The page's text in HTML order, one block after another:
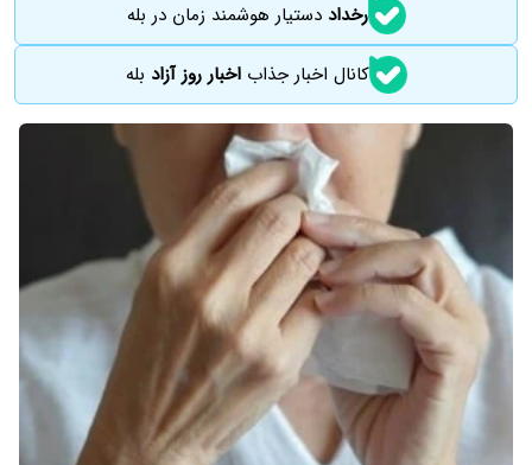
رخداددستیار هوشمند زمان در بله
کانال اخبار جذاباخبار روز آزاد بله